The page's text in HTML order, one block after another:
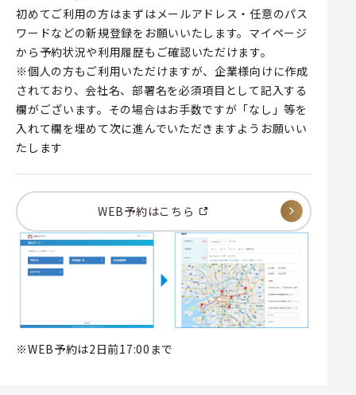
初めてご利用の方はまずはメールアドレス・任意のパス
ワードなどの新規登録をお願いいたします。マイページ
から予約状況や利用履歴もご確認いただけます。
※個人の方もご利用いただけますが、企業様向けに作成
されており、会社名、部署名を必須項目として記入する
欄がございます。その場合はお手数ですが「なし」等を
入れて欄を埋めて次に進んでいただきますようお願いい
たします
WEB予約はこちら
※WEB予約は2日前17:00まで